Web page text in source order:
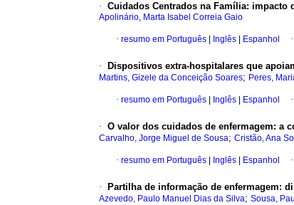
· Cuidados Centrados na Família: impacto
Apolinário, Marta Isabel Correia Gaio
· resumo em Português Inglês Espanhol ·
· Dispositivos extra-hospitalares que
Martins, Gizele da Conceição Soares; Peres,
· resumo em Português Inglês Espanhol ·
· O valor dos cuidados de enfermagem: a
Carvalho, Jorge Miguel de Sousa; Cristão, Ana
· resumo em Português Inglês Espanhol ·
· Partilha de informação de enfermagem:
Azevedo, Paulo Manuel Dias da Silva; Sousa,